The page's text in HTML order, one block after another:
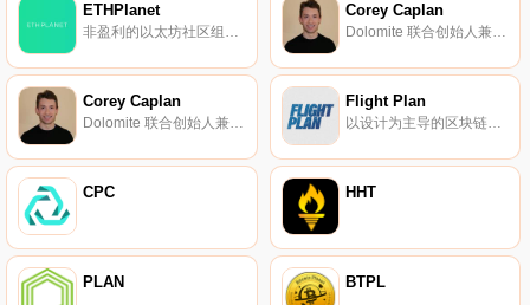
ETHPlanet
非盈利的以太坊社区组织。
Corey Caplan
Dolomite 联合创始人兼总裁。
Corey Caplan
Dolomite 联合创始人兼总裁。
Flight Plan
以设计为主导的区块链产品平台。
CPC HHT
PLAN BTPL